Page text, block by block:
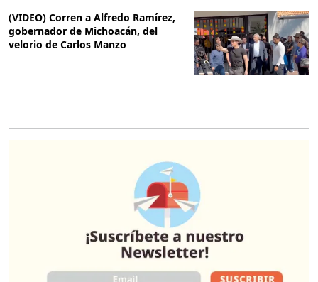
(VIDEO) Corren a Alfredo Ramírez,
gobernador de Michoacán, del
velorio de Carlos Manzo